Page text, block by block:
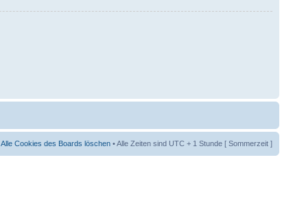
Alle Cookies des Boards löschen • Alle Zeiten sind UTC + 1 Stunde [ Sommerzeit ]